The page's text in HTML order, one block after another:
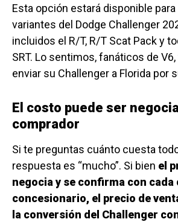
Esta opción estará disponible
variantes del Dodge Challenger
incluidos el R/T, R/T Scat Pack y
SRT. Lo sentimos, fanáticos de
enviar su Challenger a Florida por
El costo puede ser
comprador
Si te preguntas cuánto cuesta
respuesta es “mucho”. Si bien el
negocia y se confirma con cada
concesionario, el precio de
la conversión del Challenger